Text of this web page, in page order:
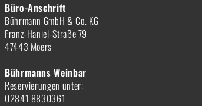
Büro-Anschrift
Bührmann GmbH & Co. KG
Franz-Haniel-Straße 79
47443 Moers
Bührmanns Weinbar
Reservierungen unter:
02841 8830361